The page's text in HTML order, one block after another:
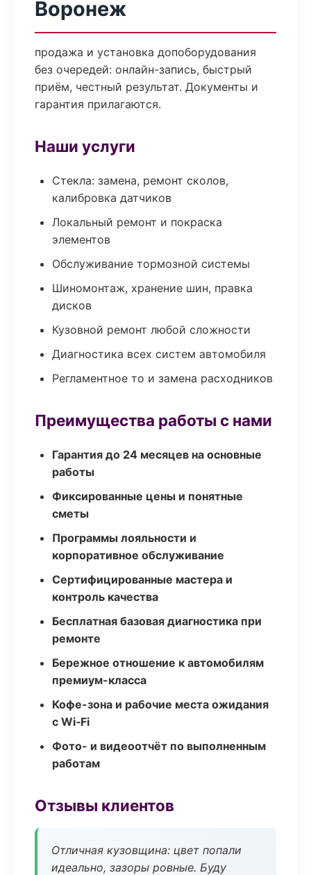
Воронеж
продажа и установка допоборудования
без очередей: онлайн-запись, быстрый
приём, честный результат. Документы и
гарантия прилагаются.
Наши услуги
Стекла: замена, ремонт сколов,
калибровка датчиков
Локальный ремонт и покраска
элементов
Обслуживание тормозной системы
Шиномонтаж, хранение шин, правка
дисков
Кузовной ремонт любой сложности
Диагностика всех систем автомобиля
Регламентное то и замена расходников
Преимущества работы с нами
Гарантия до 24 месяцев на основные
работы
Фиксированные цены и понятные
сметы
Программы лояльности и
корпоративное обслуживание
Сертифицированные мастера и
контроль качества
Бесплатная базовая диагностика при
ремонте
Бережное отношение к автомобилям
премиум-класса
Кофе-зона и рабочие места ожидания
с Wi‑Fi
Фото- и видеоотчёт по выполненным
работам
Отзывы клиентов
Отличная кузовщина: цвет попали
идеально, зазоры ровные. Буду